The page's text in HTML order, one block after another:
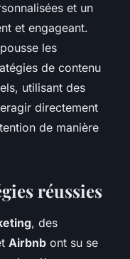
et un
et engageant.
les
de contenu
utilisant des
directement
de manière
réussies
, des
Airbnb ont su se